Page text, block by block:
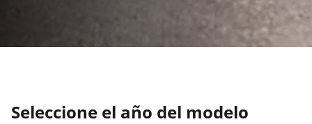
Seleccione el año del modelo